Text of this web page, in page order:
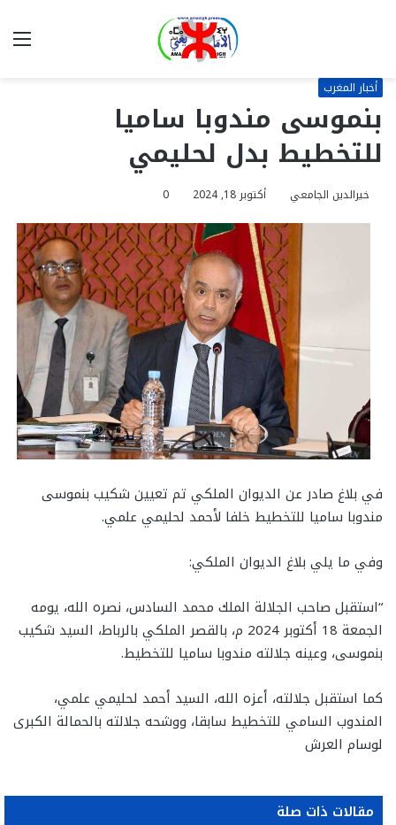
أخبار المغرب
بنموسى مندوبا ساميا
للتخطيط بدل لحليمي
خيرالدين الجامعي أكتوبر 18, 2024 0
في بلاغ صادر عن الديوان الملكي تم تعيين شكيب بنموسى
مندوبا ساميا للتخطيط خلفا لأحمد لحليمي علمي.
وفي ما يلي بلاغ الديوان الملكي:
“استقبل صاحب الجلالة الملك محمد السادس، نصره الله، يومه
الجمعة 18 أكتوبر 2024 م، بالقصر الملكي بالرباط، السيد شكيب
بنموسى، وعينه جلالته مندوبا ساميا للتخطيط.
كما استقبل جلالته، أعزه الله، السيد أحمد لحليمي علمي،
المندوب السامي للتخطيط سابقا، ووشحه جلالته بالحمالة الكبرى
لوسام العرش
مقالات ذات صلة